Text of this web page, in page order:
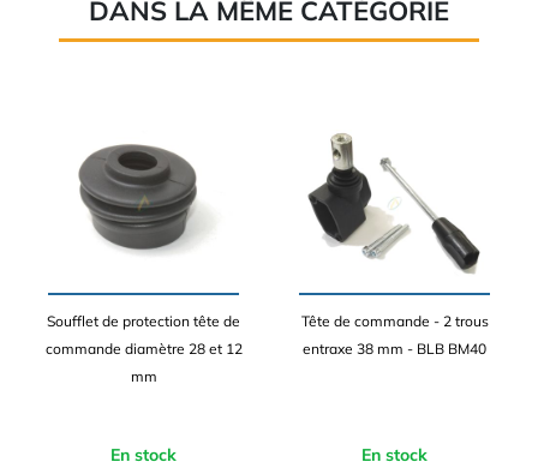
DANS LA MÊME CATÉGORIE
Soufflet de protection tête de
commande diamètre 28 et 12
mm
En stock
Tête de commande - 2 trous
entraxe 38 mm - BLB BM40
En stock